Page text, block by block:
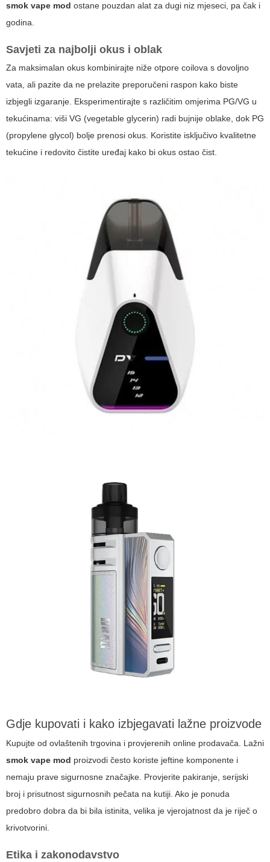
smok vape mod ostane pouzdan alat za dugi niz mjeseci, pa čak i
godina.
Savjeti za najbolji okus i oblak
Za maksimalan okus kombinirajte niže otpore coilova s dovoljno
vata, ali pazite da ne prelazite preporučeni raspon kako biste
izbjegli izgaranje. Eksperimentirajte s različitim omjerima PG/VG u
tekućinama: viši VG (vegetable glycerin) radi bujnije oblake, dok PG
(propylene glycol) bolje prenosi okus. Koristite isključivo kvalitetne
tekućine i redovito čistite uređaj kako bi okus ostao čist.
Gdje kupovati i kako izbjegavati lažne proizvode
Kupujte od ovlaštenih trgovina i provjerenih online prodavača. Lažni
smok vape mod proizvodi često koriste jeftine komponente i
nemaju prave sigurnosne značajke. Provjerite pakiranje, serijski
broj i prisutnost sigurnosnih pečata na kutiji. Ako je ponuda
predobro dobra da bi bila istinita, velika je vjerojatnost da je riječ o
krivotvorini.
Etika i zakonodavstvo